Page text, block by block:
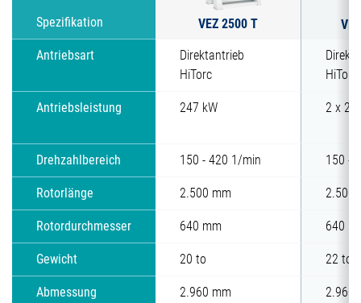
Spezifikation VEZ 2500 T
Antriebsart
Direktantrieb
HiTorc
HiTorc
Antriebsleistung 247 kW 2 x
Drehzahlbereich 150 - 420 1/min 150 -
Rotorlänge 2.500 mm 2.500
Rotordurchmesser 640 mm 640
Gewicht 20 to 22 to
Abmessung
2.960 mm 2.960